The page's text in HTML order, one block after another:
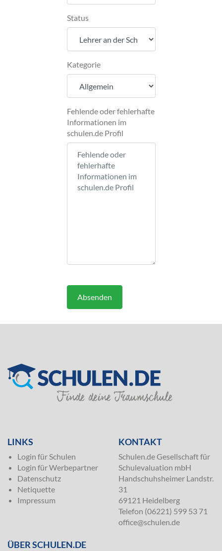
Status
Kategorie
Fehlende oder fehlerhafte
Informationen im
schulen.de Profil
Absenden
LINKS
Login für Schulen
Login für Werbepartner
Datenschutz
Netiquette
Impressum
KONTAKT
Schulen.de Gesellschaft für
Schulevaluation mbH
Handschuhsheimer Landstr.
31
69121 Heidelberg
Telefon (06221) 599 53 71
office@schulen.de
ÜBER SCHULEN.DE